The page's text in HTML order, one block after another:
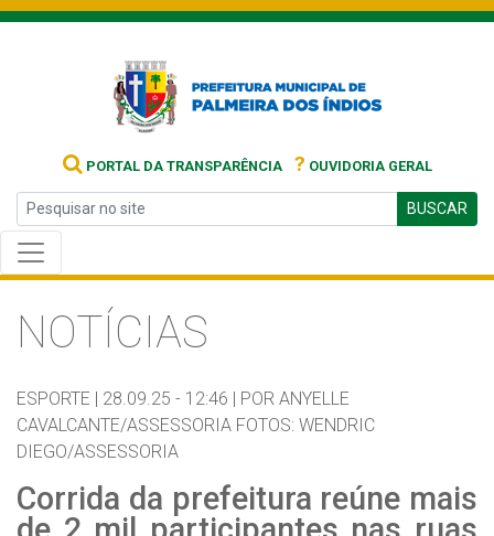
PORTAL DA TRANSPARÊNCIA ? OUVIDORIA GERAL
BUSCAR
NOTÍCIAS
ESPORTE | 28.09.25 - 12:46 | POR ANYELLE
CAVALCANTE/ASSESSORIA FOTOS: WENDRIC
DIEGO/ASSESSORIA
Corrida da prefeitura reúne mais